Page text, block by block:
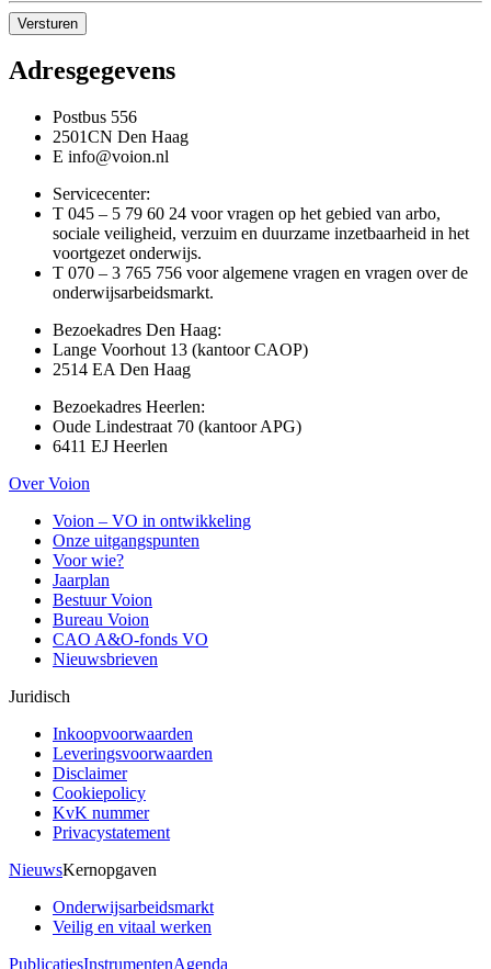
Versturen
Adresgegevens
Postbus 556
2501CN Den Haag
E info@voion.nl
Servicecenter:
T 045 – 5 79 60 24 voor vragen op het gebied van arbo,
sociale veiligheid, verzuim en duurzame inzetbaarheid in het
voortgezet onderwijs.
T 070 – 3 765 756 voor algemene vragen en vragen over de
onderwijsarbeidsmarkt.
Bezoekadres Den Haag:
Lange Voorhout 13 (kantoor CAOP)
2514 EA Den Haag
Bezoekadres Heerlen:
Oude Lindestraat 70 (kantoor APG)
6411 EJ Heerlen
Over Voion
Voion – VO in ontwikkeling
Onze uitgangspunten
Voor wie?
Jaarplan
Bestuur Voion
Bureau Voion
CAO A&O-fonds VO
Nieuwsbrieven
Juridisch
Inkoopvoorwaarden
Leveringsvoorwaarden
Disclaimer
Cookiepolicy
KvK nummer
Privacystatement
NieuwsKernopgaven
Onderwijsarbeidsmarkt
Veilig en vitaal werken
PublicatiesInstrumentenAgenda